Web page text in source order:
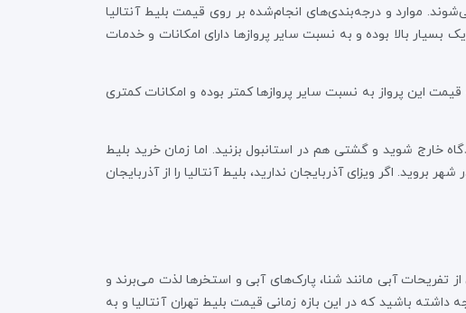
موارد و درجه‌بندی‌های انجام‌شده بر روی قیمت بلیط آنتالیا
بسیار بالا بوده و به نسبت سایر پروازها دارای امکانات و خدمات
قیمت این پرواز به نسبت سایر پروازها کمتر بوده و امکانات کمتری
خارج شوید و گشتی هم در استانبول بزنید. اما زمان خرید بلیط
اگر ویزای آذربایجان ندارید، بلیط آنتالیا را از آذربایجان
تفریحات آبی مانند شنا،‌ پارک‌های آبی و استخرها لذت می‌برند و
داشته باشید که در این بازه زمانی قیمت بلیط تهران آنتالیا و به